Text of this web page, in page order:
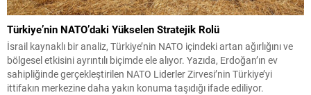
Türkiye’nin NATO’daki Yükselen Stratejik Rolü
İsrail kaynaklı bir analiz, Türkiye’nin NATO içindeki artan ağırlığını ve
bölgesel etkisini ayrıntılı biçimde ele alıyor. Yazıda, Erdoğan’ın ev
sahipliğinde gerçekleştirilen NATO Liderler Zirvesi’nin Türkiye’yi
ittifakın merkezine daha yakın konuma taşıdığı ifade ediliyor.